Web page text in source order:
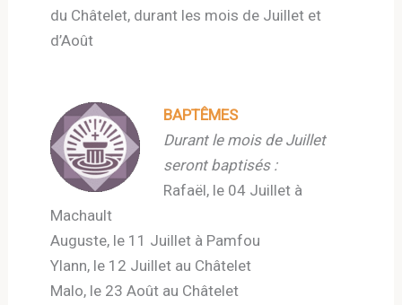
du Châtelet, durant les mois de Juillet et
d’Août
BAPTÊMES
Durant le mois de Juillet
seront baptisés :
Rafaël, le 04 Juillet à
Machault
Auguste, le 11 Juillet à Pamfou
Ylann, le 12 Juillet au Châtelet
Malo, le 23 Août au Châtelet